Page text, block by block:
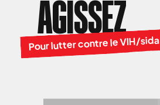
AGISSEZ
Pour lutter contre le VIH/sida